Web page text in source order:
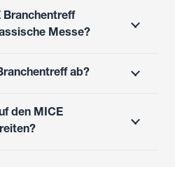
Branchentreff
Messe?
ab?
den MICE